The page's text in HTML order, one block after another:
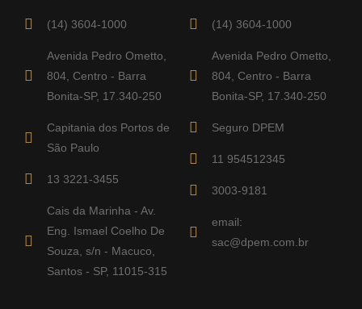
(14) 3604-1000
Avenida Pedro Ometto,
804, Centro - Barra
Bonita-SP, 17.340-250
Capitania dos Portos de
São Paulo
13 3221-3455
Cais da Marinha - Av.
Eng. Ismael Coelho De
Souza, s/n - Macuco,
Santos - SP, 11015-315
(14) 3604-1000
Avenida Pedro Ometto,
804, Centro - Barra
Bonita-SP, 17.340-250
Seguro DPEM
11 954512345
3003-9181
email:
sac@dpem.com.br